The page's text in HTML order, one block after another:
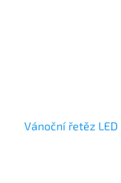
Vánoční řetěz